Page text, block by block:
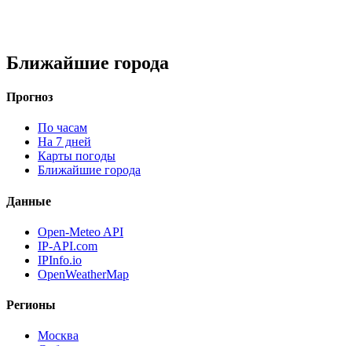
Ближайшие города
Прогноз
По часам
На 7 дней
Карты погоды
Ближайшие города
Данные
Open-Meteo API
IP-API.com
IPInfo.io
OpenWeatherMap
Регионы
Москва